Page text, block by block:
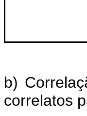
b)
correlatos